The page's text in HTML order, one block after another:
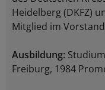
Heidelberg (DKFZ)
Mitglied im
Ausbildung:
Freiburg, 1984